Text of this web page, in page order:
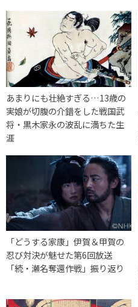
あまりにも壮絶すぎる…13歳の
実娘が切腹の介錯をした戦国武
将・黒木家永の波乱に満ちた生
涯
「どうする家康」伊賀＆甲賀の
忍び対決が魅せた第6回放送
「続・瀬名奪還作戦」振り返り